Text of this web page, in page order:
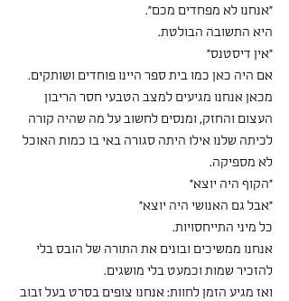
"אנחנו לא מפחדים מכם".
היא התשובה הבולטת.
"אין דיסטנס"
אם היה כאן כמו בית ספר היינו פוחדים ושותקים.
מכאן אנחנו מגיעים למצב הטבעי חסר הריבון
העצום והחזק, ומנסים לחשוב על מה שהיה קורה
לכיתה שלנו אילו היתה סגורה באי בו כמות האוכל
לא מספיקה.
"הקוף היה יוצא"
"אבל גם האנושי היה יוצא"
כל מיני התייחסויות.
אנחנו ממשיכים ובונים את התורה של הובס בלי
להזכיר שמות וכמעט בלי מושגים.
ואז מגיע הזמן לחוות: אנחנו צופים בסרט בעל זבוב